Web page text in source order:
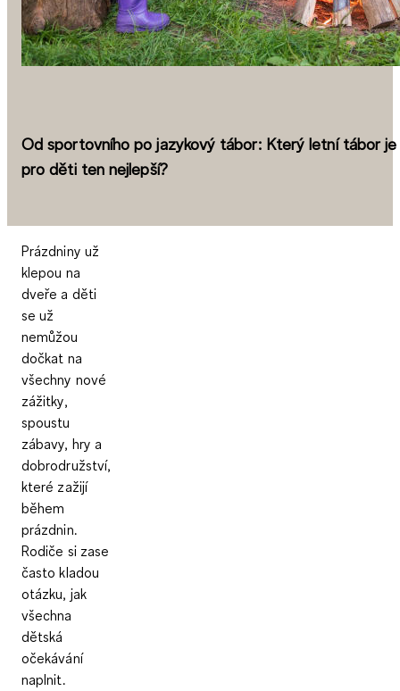
Od sportovního po jazykový tábor: Který letní tábor je
pro děti ten nejlepší?
Prázdniny už
klepou na
dveře a děti
se už
nemůžou
dočkat na
všechny nové
zážitky,
spoustu
zábavy, hry a
dobrodružství,
které zažijí
během
prázdnin.
Rodiče si zase
často kladou
otázku, jak
všechna
dětská
očekávání
naplnit.